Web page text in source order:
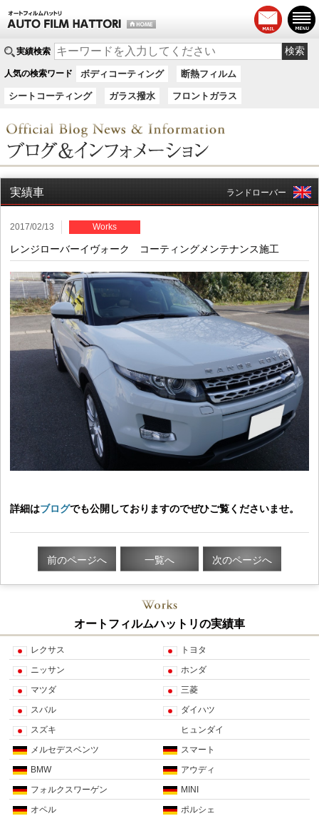
実績検索
人気の検索ワード ボディコーティング 断熱フィルム
シートコーティング ガラス撥水 フロントガラス
実績車 ランドローバー
2017/02/13 Works
レンジローバーイヴォーク コーティングメンテナンス施工
詳細はブログでも公開しておりますのでぜひご覧くださいませ。
前のページへ 一覧へ 次のページへ
オートフィルムハットリの実績車
レクサス
トヨタ
ニッサン
ホンダ
マツダ
三菱
スバル
ダイハツ
スズキ
ヒュンダイ
メルセデスベンツ
スマート
BMW
アウディ
フォルクスワーゲン
MINI
オペル
ポルシェ